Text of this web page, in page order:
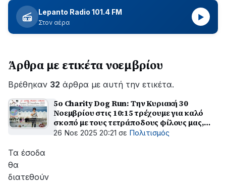
περίπου
δύο
ώρες
εξέλιξη
οι
εργασίες
ΔΕΔΔΗΕ
για
την
της
Lepanto Radio 101.4 FM
Στον αέρα
▶
Άρθρα με ετικέτα νοεμβρίου
Βρέθηκαν 32 άρθρα με αυτή την ετικέτα.
5o Charity Dog Run: Την Κυριακή 30
Νοεμβρίου στις 10:15 τρέχουμε για καλό
σκοπό με τους τετράποδους φίλους μας,
εντελώς δωρεάν
26 Νοε 2025 20:21 σε Πολιτισμός
Τα έσοδα
θα
διατεθούν